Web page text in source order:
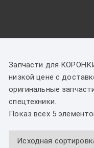
Запчасти для КОРОНКИ
низкой цене с
оригинальные
спецтехники.
Показ всех 5